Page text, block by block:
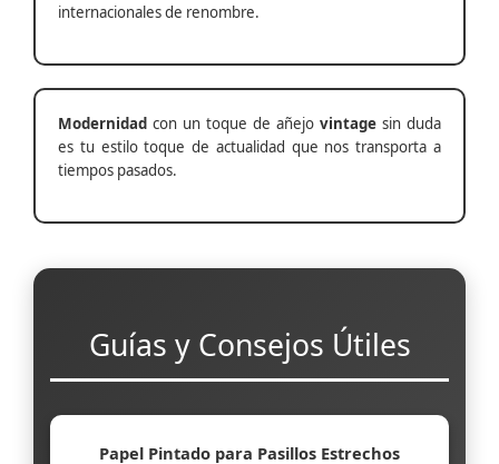
internacionales de renombre.
Modernidad con un toque de añejo vintage sin duda
es tu estilo toque de actualidad que nos transporta a
tiempos pasados.
Guías y Consejos Útiles
Papel Pintado para Pasillos Estrechos